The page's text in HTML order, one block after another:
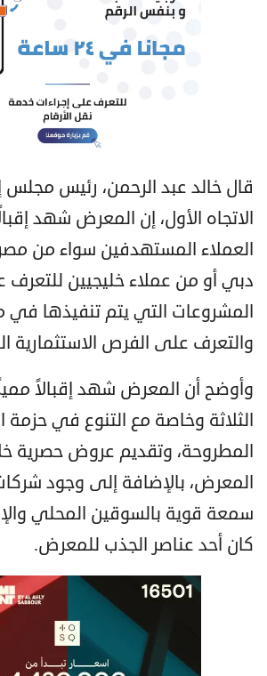
قال خالد عبد الرحمن، رئيس مجلس
الاتجاه الأول، إن المعرض شهد
العملاء المستهدفين سواء من
دبي أو من عملاء خليجيين
المشروعات التي يتم تنفيذها في
والتعرف على الفرص الاستثمارية
وأوضح أن المعرض شهد إقبالاً
الثلاثة وخاصة مع التنوع في حزمة
المطروحة، وتقديم عروض حصرية
المعرض، بالإضافة إلى وجود
سمعة قوية بالسوقين المحلي
كان أحد عناصر الجذب للمعرض.